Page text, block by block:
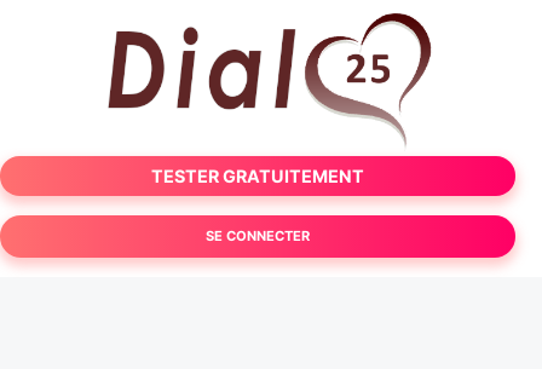
TESTER GRATUITEMENT
SE CONNECTER